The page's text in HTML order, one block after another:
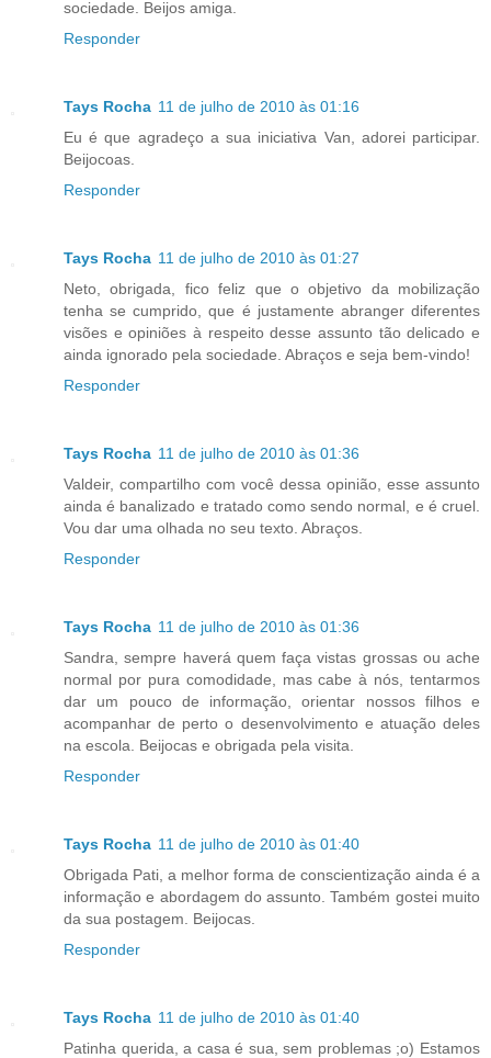
sociedade. Beijos amiga.
Responder
Tays Rocha 11 de julho de 2010 às 01:16
Eu é que agradeço a sua iniciativa Van, adorei participar.
Beijocoas.
Responder
Tays Rocha 11 de julho de 2010 às 01:27
Neto, obrigada, fico feliz que o objetivo da mobilização
tenha se cumprido, que é justamente abranger diferentes
visões e opiniões à respeito desse assunto tão delicado e
ainda ignorado pela sociedade. Abraços e seja bem-vindo!
Responder
Tays Rocha 11 de julho de 2010 às 01:36
Valdeir, compartilho com você dessa opinião, esse assunto
ainda é banalizado e tratado como sendo normal, e é cruel.
Vou dar uma olhada no seu texto. Abraços.
Responder
Tays Rocha 11 de julho de 2010 às 01:36
Sandra, sempre haverá quem faça vistas grossas ou ache
normal por pura comodidade, mas cabe à nós, tentarmos
dar um pouco de informação, orientar nossos filhos e
acompanhar de perto o desenvolvimento e atuação deles
na escola. Beijocas e obrigada pela visita.
Responder
Tays Rocha 11 de julho de 2010 às 01:40
Obrigada Pati, a melhor forma de conscientização ainda é a
informação e abordagem do assunto. Também gostei muito
da sua postagem. Beijocas.
Responder
Tays Rocha 11 de julho de 2010 às 01:40
Patinha querida, a casa é sua, sem problemas ;o) Estamos